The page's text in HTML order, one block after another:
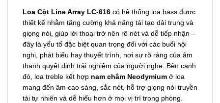
Loa Cột Line Array LC-616 có hệ thống loa bass được
thiết kế nhằm tăng cường khả năng tái tạo dải trung và
giọng nói, giúp lời thoại trở nên rõ nét và dễ tiếp nhận –
đây là yếu tố đặc biệt quan trọng đối với các buổi hội
nghị, phát biểu hay thuyết trình, nơi sự rõ ràng của âm
thanh quyết định trải nghiệm của người nghe. Bên cạnh
đó, loa treble kết hợp nam châm Neodymium ở loa
mang đến âm cao sáng, sắc nét, hỗ trợ giọng nói truyền
tải tự nhiên và dễ hiểu hơn ở mọi vị trí trong phòng.